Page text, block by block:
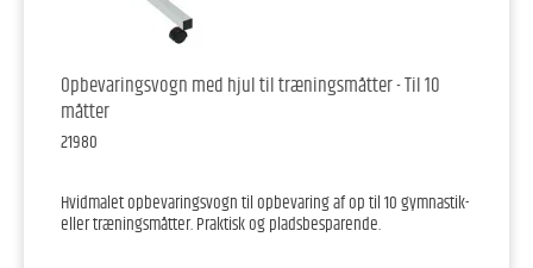
Opbevaringsvogn med hjul til træningsmåtter - Til 10
måtter
21980
Hvidmalet opbevaringsvogn til opbevaring af op til 10 gymnastik-
eller træningsmåtter. Praktisk og pladsbesparende.